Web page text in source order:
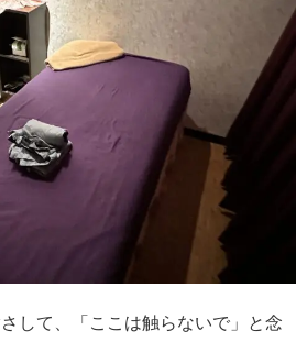
して、「ここは触らないで」と念